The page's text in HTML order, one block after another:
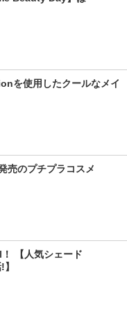
を使用したクールなメイ
売のプチプラコスメ
【人気シェード